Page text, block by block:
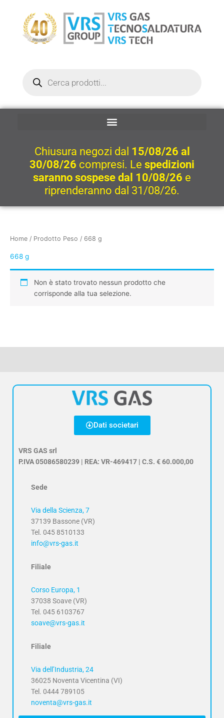
contenuto
Chiusura negozi dal 15/08/26 al
30/08/26 compresi. Le spedizioni
saranno sospese dal 10/08/26 e
riprenderanno dal 31/08/26.
Home / Prodotto Peso / 668 g
668 g
Non è stato trovato nessun prodotto che
corrisponde alla tua selezione.
Dati societari
VRS GAS srl
P.IVA 05086580239 | REA: VR-469417 | C.S. € 60.000,00
Sede
Via della Scienza, 7
37139 Bassone (VR)
Tel. 045 8510133
info@vrs-gas.it
Filiale
Corso Europa, 1
37038 Soave (VR)
Tel. 045 6103767
soave@vrs-gas.it
Filiale
Via dell’Industria, 24
36025 Noventa Vicentina (VI)
Tel. 0444 789105
noventa@vrs-gas.it